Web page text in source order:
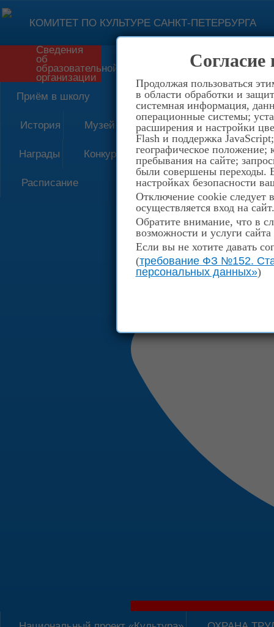
Согласие
Продолжая пользоваться
в области обработки и
системная информация,
операционные системы;
расширения и настройки
Flash и поддержка
географическое положение;
пребывания на сайте;
были совершены переходы.
настройках безопасности
Отключение cookie следует
осуществляется вход на сайт.
Обратите внимание, что в
возможности и услуги
Если вы не хотите давать
(требование ФЗ №152.
персональных данных»)
КОМИТЕТ ПО КУЛЬТУРЕ САНКТ-ПЕТЕРБУРГА
Форма обратной связи
Сведения
об
образовательной
организации
Приём в школу
История Музей
Награды Конкурсы
Расписание